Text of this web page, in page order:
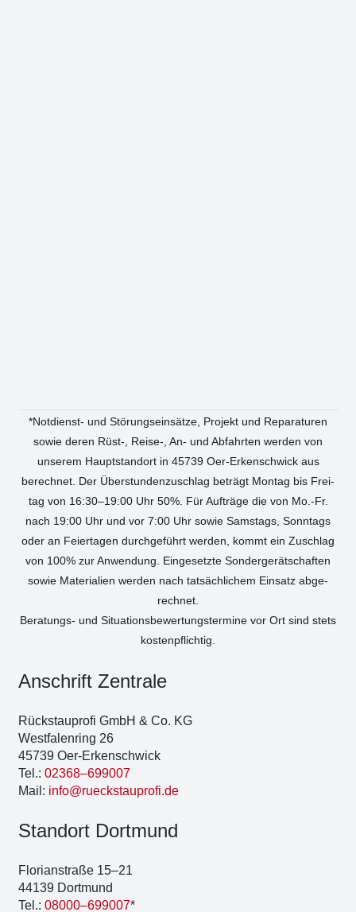
*Not­dienst- und Stö­rungs­ein­sät­ze, Pro­jekt und Repa­ra­tu­ren
sowie deren Rüst‑, Reise‑, An- und Abfahr­ten wer­den von
unse­rem Haupt­stand­ort in 45739 Oer-Erken­sch­wick aus
berech­net. Der Über­stun­den­zu­schlag beträgt Mon­tag bis Frei­
tag von 16:30–19:00 Uhr 50%. Für Auf­trä­ge die von Mo.-Fr.
nach 19:00 Uhr und vor 7:00 Uhr sowie Sams­tags, Sonn­tags
oder an Fei­er­ta­gen durch­ge­führt wer­den, kommt ein Zuschlag
von 100% zur Anwen­dung. Ein­ge­setz­te Son­der­ge­rät­schaf­ten
sowie Mate­ria­li­en wer­den nach tat­säch­li­chem Ein­satz abge­
rech­net.
Bera­tungs- und Situa­ti­ons­be­wer­tungs­ter­mi­ne vor Ort sind stets
kos­ten­pflich­tig.
Anschrift Zen­tra­le
Rück­stau­pro­fi GmbH & Co. KG
West­fa­len­ring 26
45739 Oer-Erken­sch­wick
Tel.: 02368–699007
Mail: info@rueckstauprofi.de
Stand­ort Dort­mund
Flo­ri­an­stra­ße 15–21
44139 Dort­mund
Tel.: 08000–699007*